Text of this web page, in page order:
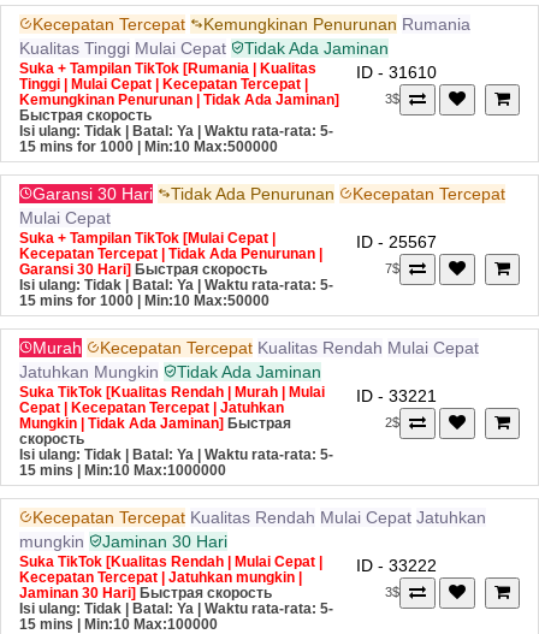
Kecepatan Tercepat Kemungkinan Penurunan Rumania
Kualitas Tinggi Mulai Cepat Tidak Ada Jaminan
Suka + Tampilan TikTok [Rumania | Kualitas
Tinggi | Mulai Cepat | Kecepatan Tercepat |
Kemungkinan Penurunan | Tidak Ada Jaminan]
Быстрая скорость
Isi ulang: Tidak | Batal: Ya | Waktu rata-rata: 5-
15 mins for 1000
| Min:10 Max:500000
ID - 31610
3$
Garansi 30 Hari Tidak Ada Penurunan
Kecepatan Tercepat
Mulai Cepat
Suka + Tampilan TikTok [Mulai Cepat |
Kecepatan Tercepat | Tidak Ada Penurunan |
Garansi 30 Hari] Быстрая скорость
Isi ulang: Tidak | Batal: Ya | Waktu rata-rata: 5-
15 mins for 1000
| Min:10 Max:50000
ID - 25567
7$
Murah Kecepatan Tercepat Kualitas Rendah Mulai Cepat
Jatuhkan Mungkin
Tidak Ada Jaminan
Suka TikTok [Kualitas Rendah | Murah | Mulai
Cepat | Kecepatan Tercepat | Jatuhkan
Mungkin | Tidak Ada Jaminan] Быстрая
скорость
Isi ulang: Tidak | Batal: Ya | Waktu rata-rata: 5-
15 mins
| Min:10 Max:1000000
ID - 33221
2$
Kecepatan Tercepat Kualitas Rendah Mulai Cepat Jatuhkan
mungkin
Jaminan 30 Hari
Suka TikTok [Kualitas Rendah | Mulai Cepat |
Kecepatan Tercepat | Jatuhkan mungkin |
Jaminan 30 Hari] Быстрая скорость
Isi ulang: Tidak | Batal: Ya | Waktu rata-rata: 5-
15 mins
| Min:10 Max:100000
ID - 33222
3$